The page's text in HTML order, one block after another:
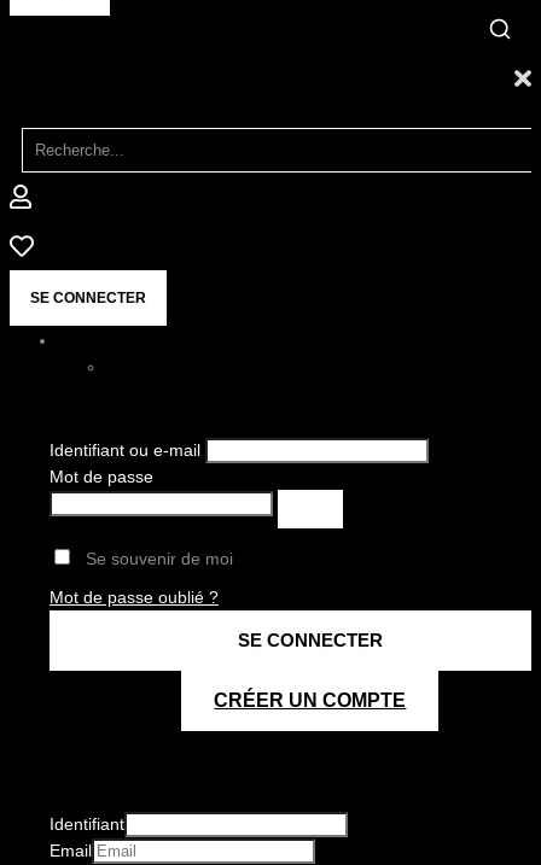
SE CONNECTER
Identifiant ou e-mail
Mot de passe
Se souvenir de moi
Mot de passe oublié ?
CRÉER UN COMPTE
Identifiant
Email